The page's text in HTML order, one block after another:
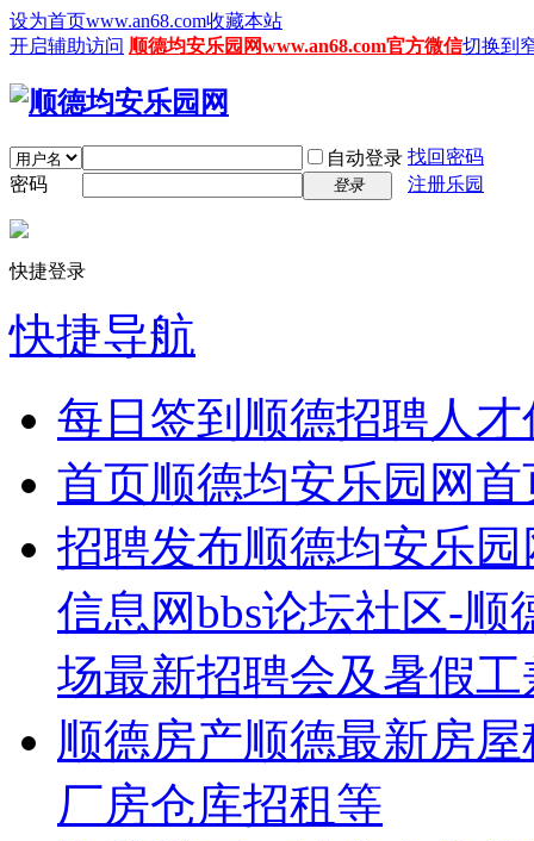
设为首页www.an68.com收藏本站
开启辅助访问 顺德均安乐园网www.an68.com官方微信切换到
自动登录 找回密码
密码
登录 注册乐园
快捷登录
快捷导航
每日签到 顺德招聘人
首页顺德均安乐园网首
招聘发布顺德均安乐
信息网bbs论坛社区-
场最新招聘会及暑假
顺德房产顺德最新房
厂房仓库招租等